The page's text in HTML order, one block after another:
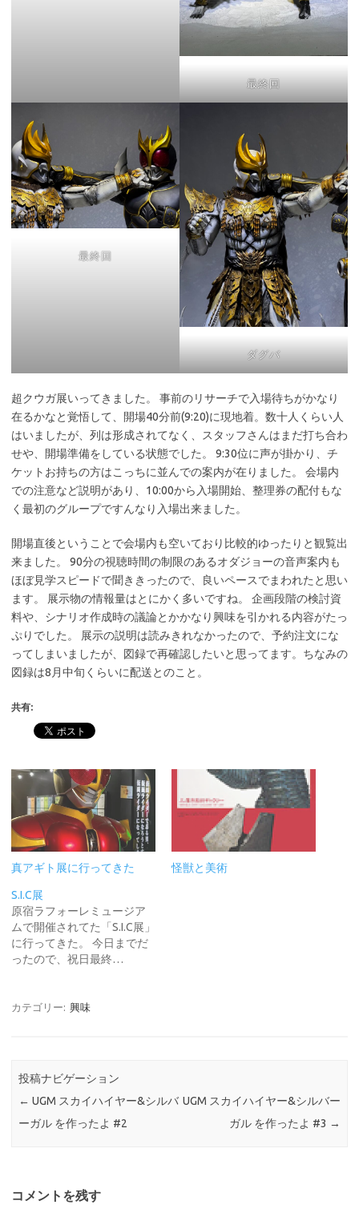
最終回
最終回
ダグバ
超クウガ展いってきました。 事前のリサーチで入場待ちがかなり
在るかなと覚悟して、開場40分前(9:20)に現地着。数十人くらい人
はいましたが、列は形成されてなく、スタッフさんはまだ打ち合わ
せや、開場準備をしている状態でした。 9:30位に声が掛かり、チ
ケットお持ちの方はこっちに並んでの案内が在りました。 会場内
での注意など説明があり、10:00から入場開始、整理券の配付もな
く最初のグループですんなり入場出来ました。
開場直後ということで会場内も空いており比較的ゆったりと観覧出
来ました。 90分の視聴時間の制限のあるオダジョーの音声案内も
ほぼ見学スピードで聞ききったので、良いペースでまわれたと思い
ます。 展示物の情報量はとにかく多いですね。 企画段階の検討資
料や、シナリオ作成時の議論とかかなり興味を引かれる内容がたっ
ぷりでした。 展示の説明は読みきれなかったので、予約注文にな
ってしまいましたが、図録で再確認したいと思ってます。ちなみの
図録は8月中旬くらいに配送とのこと。
共有:
真アギト展に行ってきた 怪獣と美術
S.I.C展
原宿ラフォーレミュージア
ムで開催されてた「S.I.C展」
に行ってきた。 今日までだ
ったので、祝日最終…
カテゴリー: 興味
投稿ナビゲーション
← UGM スカイハイヤー&シルバ
ーガル を作ったよ #2
UGM スカイハイヤー&シルバー
ガル を作ったよ #3 →
コメントを残す